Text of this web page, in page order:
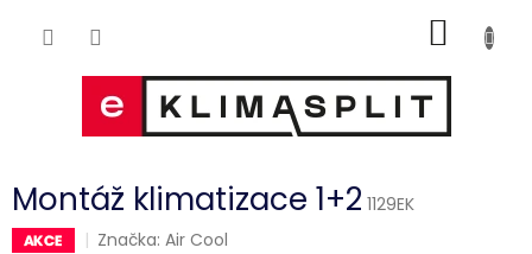
KOŠÍK
Montáž klimatizace 1+2 1129EK
Značka:Air Cool